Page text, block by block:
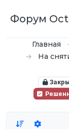
Форум
Главная
На